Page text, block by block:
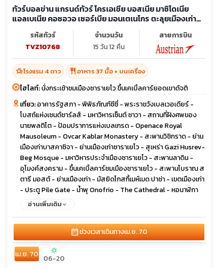
ทัวร์บอลข่าน แกรนด์ทัวร์ โครเอเชีย บอสเนีย มาซิโดเนีย
แอลเบเนีย คอซอวอ เซอร์เบีย มอนเตเนโกร ตะลุยเมืองเก่า
สัมผัสประวัติศาสตร์
รหัสทัวร์
TVZ10768
จำนวนวัน
15 วัน 12 คืน
สายการบิน
hotel_classโรงแรม 4 ดาว restaurant อาหาร 37 มื้อ + บนเครื่อง
ไฮไลท์:นั่งกระเช้าชมเมืองซาราเยโว ขึ้นเคเบิ้ลคาร์ยอดเขาดัจติ
เที่ยว:อาคารรัฐสภา - พิพิธภัณฑ์ซีซี่ - พระราชวังเบลเวอเดียร์ -
โบสถ์แห่งเซนต์ชาร์ลส์ - มหาวิหารเซ็นต์ ซาวา - สถานที่ฝังศพของ
นายพลติโต - ป้อมปราการแห่งเบลเกรด - Openace Royal
Mausoleum - Ovcar Kablar Monastery - สะพานวิชิกราด - ย่าน
เมืองเก่าบาสคาซิจา - ย่านเมืองเก่าซาราเยโว - สุเหร่า Gazi Husrev-
Beg Mosque - มหาวิหารประจำเมืองซาราเยโว - สะพานลาดิน -
อุโมงค์สงคราม - ขึ้นเคเบิ้ลคาร์ชมเมืองซาราเยโว - สะพานโบราณ ส
ตารี มอสต์ - ย่านเมืองเก่า - มัสยิดโกสกี้เมห์เมด ปาซ่า - เขตเมืองเก่า
- ประตู Pile Gate - น้ำพุ Onofrio - The Cathedral - หอนาฬิกา
โบราณ - พระราชวังเรคเตอร์ - สปอนซา พาเลส - ถนนสตราดัน -
จอห์น - อนุสาวรีย์กษัตริย์นิโคลา - จัตุรัส Trg Republike - โบสถ์
The Cathedral of the Resurrection of Christ - อนุสาวรีย์
Jasikovac - เมืองเก่าเบราเน - อาราม Durdevi Stupovi
Monastery - มัสยิดสุลตานมูรัดที่สอง - หอคอย Ganica Kula -
อ่านเพิ่มเติม
calendar_monthช่วงเวลาเดินทางเม.ย. 70
เม.ย. 70 sunny
06-20